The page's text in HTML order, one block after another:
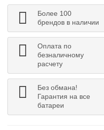
Более 100
брендов в наличии
Оплата по
безналичному
расчету
Без обмана!
Гарантия на все
батареи